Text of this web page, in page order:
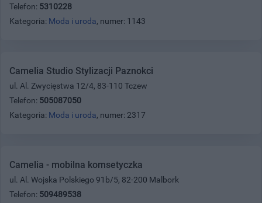
Telefon: 5310228
Kategoria: Moda i uroda, numer: 1143
Camelia Studio Stylizacji Paznokci
ul. Al. Zwycięstwa 12/4, 83-110 Tczew
Telefon: 505087050
Kategoria: Moda i uroda, numer: 2317
Camelia - mobilna komsetyczka
ul. Al. Wojska Polskiego 91b/5, 82-200 Malbork
Telefon: 509489538